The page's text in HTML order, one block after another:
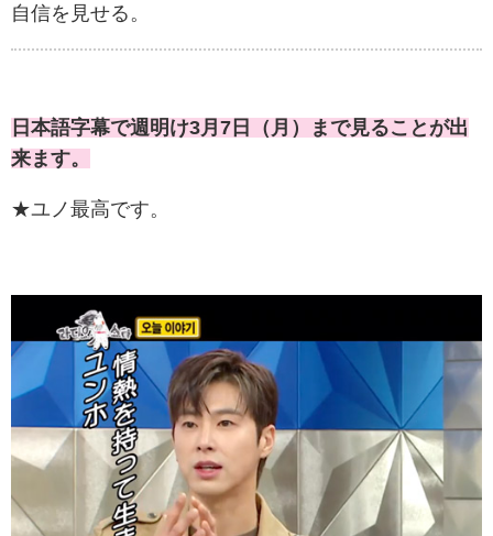
自信を見せる。
日本語字幕で週明け3月7日（月）まで見ることが出
来ます。
★ユノ最高です。